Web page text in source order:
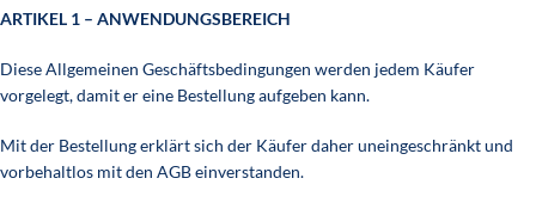
ARTIKEL 1 – ANWENDUNGSBEREICH
Diese Allgemeinen Geschäftsbedingungen werden jedem Käufer
vorgelegt, damit er eine Bestellung aufgeben kann.
Mit der Bestellung erklärt sich der Käufer daher uneingeschränkt und
vorbehaltlos mit den AGB einverstanden.